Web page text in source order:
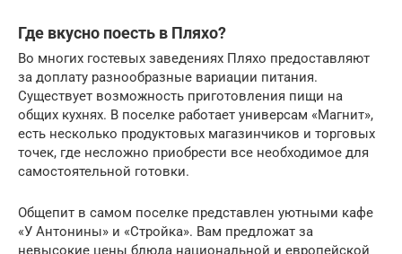
Где вкусно поесть в Пляхо?
Во многих гостевых заведениях Пляхо предоставляют
за доплату разнообразные вариации питания.
Существует возможность приготовления пищи на
общих кухнях. В поселке работает универсам «Магнит»,
есть несколько продуктовых магазинчиков и торговых
точек, где несложно приобрести все необходимое для
самостоятельной готовки.
Общепит в самом поселке представлен уютными кафе
«У Антонины» и «Стройка». Вам предложат за
невысокие цены блюда национальной и европейской